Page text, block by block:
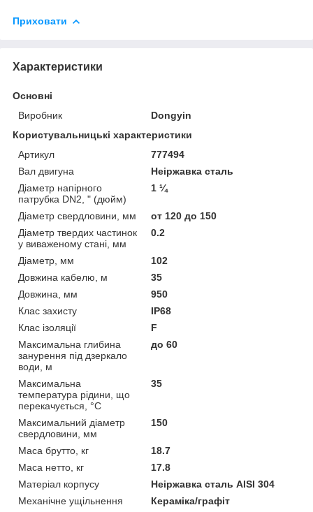
Приховати
Характеристики
Основні
Виробник
Dongyin
Користувальницькі характеристики
Артикул
777494
Вал двигуна
Неіржавка сталь
Діаметр напірного
патрубка DN2, " (дюйм)
1 ¼
Діаметр свердловини, мм
от 120 до 150
Діаметр твердих частинок
у виваженому стані, мм
0.2
Діаметр, мм
102
Довжина кабелю, м
35
Довжина, мм
950
Клас захисту
IP68
Клас ізоляції
F
Максимальна глибина
занурення під дзеркало
води, м
до 60
Максимальна
температура рідини, що
перекачується, °C
35
Максимальний діаметр
свердловини, мм
150
Маса брутто, кг
18.7
Маса нетто, кг
17.8
Матеріал корпусу
Неіржавка сталь AISI 304
Механічне ущільнення
Кераміка/графіт